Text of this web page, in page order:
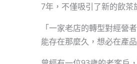
7年，不僅吸引了新的飲茶
「一家老店的轉型對經營
能存在那麼久，想必在產